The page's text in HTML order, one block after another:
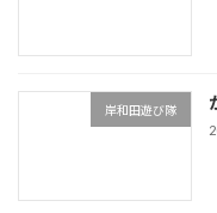
岸和田遊び隊